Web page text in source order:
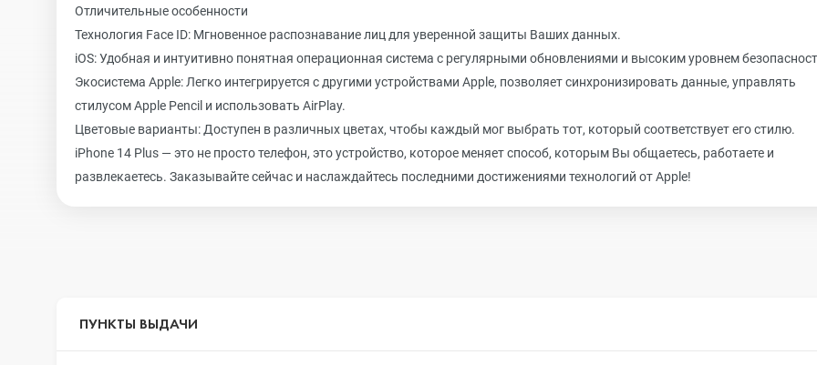
Отличительные особенности
Технология Face ID: Мгновенное распознавание лиц для уверенной защиты Ваших данных.
iOS: Удобная и интуитивно понятная операционная система с регулярными обновлениями и высоким уровнем
Экосистема Apple: Легко интегрируется с другими устройствами Apple, позволяет синхронизировать данные, управлять
стилусом Apple Pencil и использовать AirPlay.
Цветовые варианты: Доступен в различных цветах, чтобы каждый мог выбрать тот, который соответствует его стилю.
iPhone 14 Plus — это не просто телефон, это устройство, которое меняет способ, которым Вы общаетесь, работаете и
развлекаетесь. Заказывайте сейчас и наслаждайтесь последними достижениями технологий от Apple!
ПУНКТЫ ВЫДАЧИ